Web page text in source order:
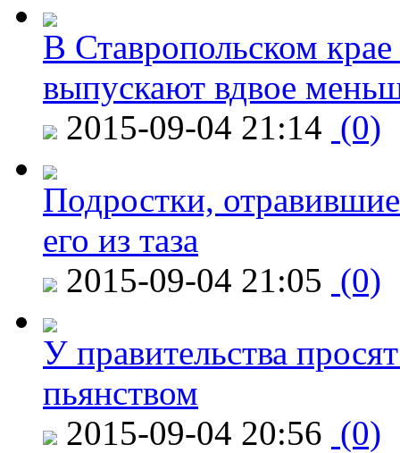
В Ставропольском
выпускают вдвое
2015-09-04 21:14 (0)
Подростки,
его из таза
2015-09-04 21:05 (0)
У правительства
пьянством
2015-09-04 20:56 (0)